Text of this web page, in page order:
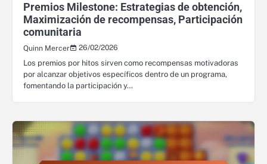
Premios Milestone: Estrategias de obtención,
Maximización de recompensas, Participación
comunitaria
Quinn Mercer
26/02/2026
Los premios por hitos sirven como recompensas motivadoras
por alcanzar objetivos específicos dentro de un programa,
fomentando la participación y…